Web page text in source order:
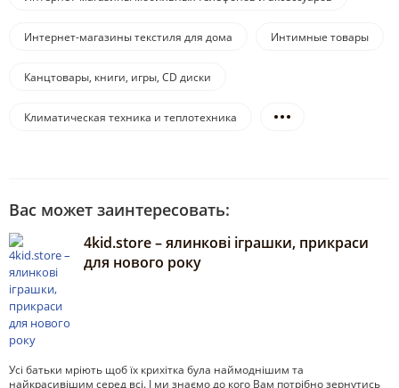
Интернет-магазины текстиля для дома Интимные товары
Канцтовары, книги, игры, CD диски
Климатическая техника и теплотехника
Вас может заинтересовать:
4kid.store – ялинкові іграшки, прикраси
для нового року
Усі батьки мріють щоб їх крихітка була наймоднішим та
найкрасивішим серед всі. І ми знаємо до кого Вам потрібно зернутись